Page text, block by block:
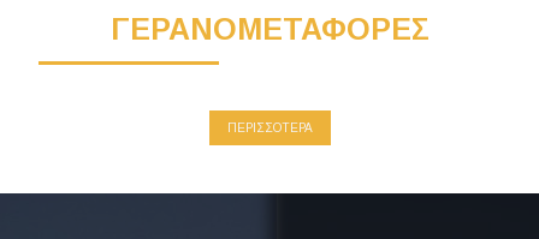
ΓΕΡΑΝΟΜΕΤΑΦΟΡΕΣ
ΠΕΡΙΣΣΟΤΕΡΑ